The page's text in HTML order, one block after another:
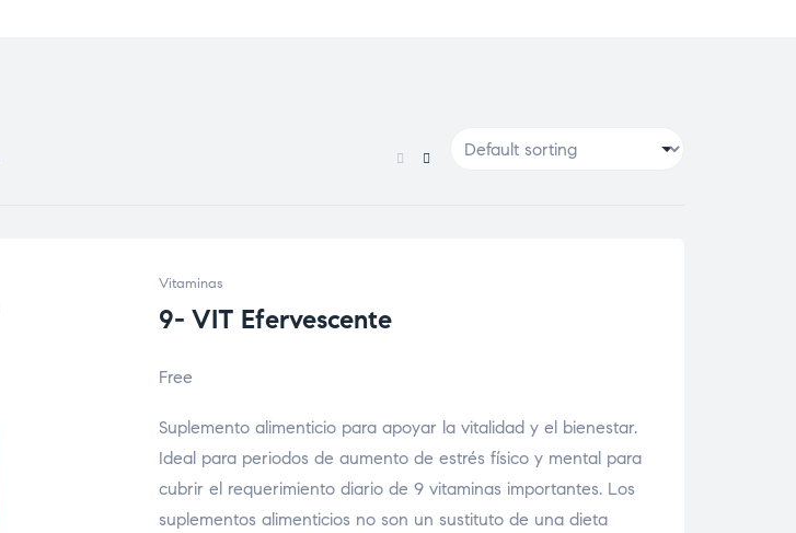
Vitaminas
9- VIT Efervescente
Free
Suplemento alimenticio para apoyar la vitalidad y el bienestar.
Ideal para periodos de aumento de estrés físico y mental para
cubrir el requerimiento diario de 9 vitaminas importantes. Los
suplementos alimenticios no son un sustituto de una dieta